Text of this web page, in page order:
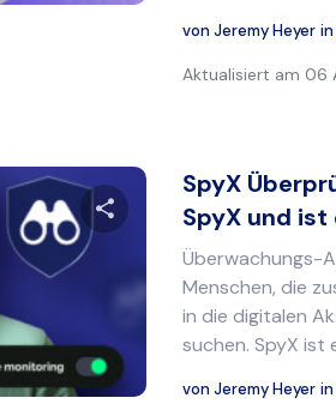
vonJeremy Heyer
Aktualisiert am 06
Diesen Artikel teilen
Twitter
SpyX
SpyX und ist
Überwachungs-
Menschen, die
in die digitalen
suchen. SpyX ist
vonJeremy Heyer